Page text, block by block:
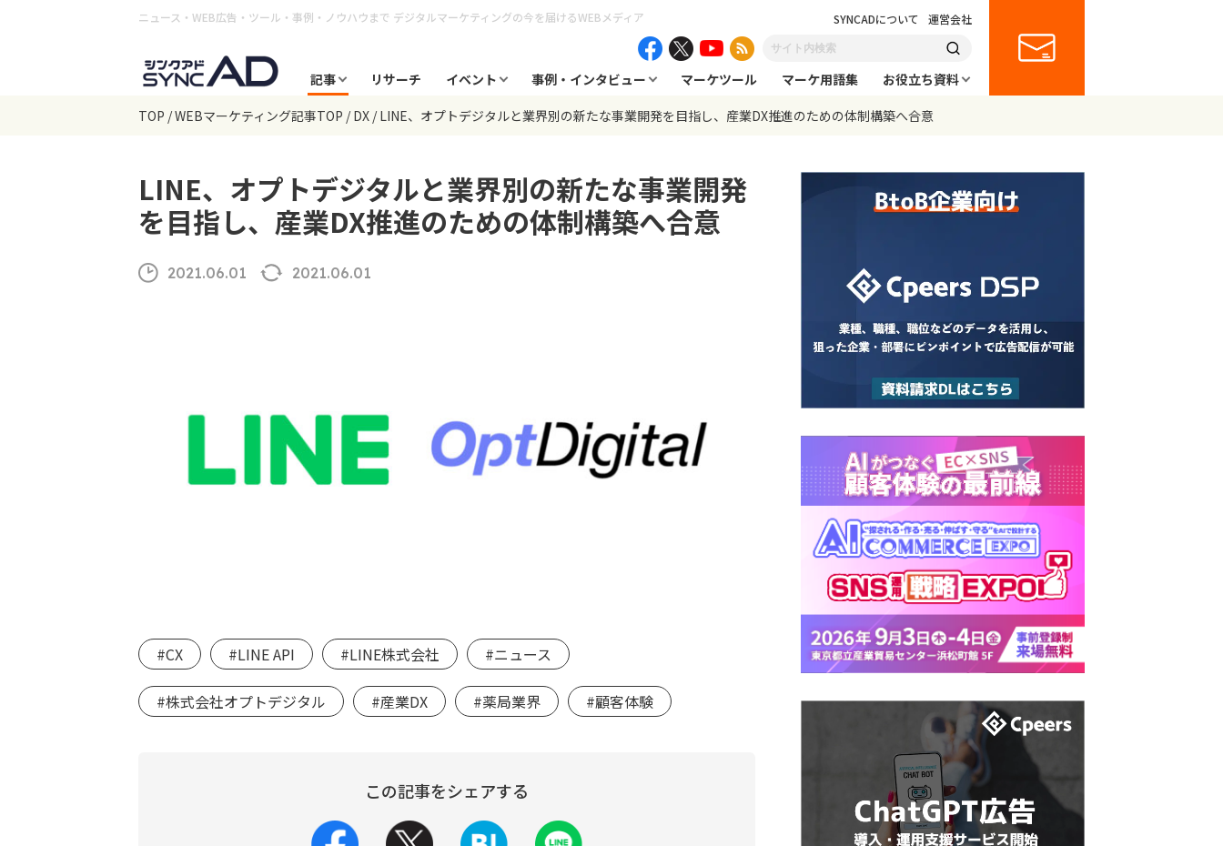
ニュース・WEB広告・ツール・事例・ノウハウまで デジタルマーケティングの今を届けるWEBメディア SYNCADについて 運営会社
記事 リサーチ イベント 事例・インタビュー マーケツール マーケ用語集
お役立ち資料
TOP WEBマーケティング記事TOP DX LINE、オプトデジタルと業界別の新たな事業開発を目指し、産業DX推進のための体制構築へ合意
LINE、オプトデジタルと業界別の新たな事業開発
を目指し、産業DX推進のための体制構築へ合意
2021.06.01 2021.06.01
#CX #LINE API #LINE株式会社 #ニュース
#株式会社オプトデジタル #産業DX #薬局業界 #顧客体験
この記事をシェアする